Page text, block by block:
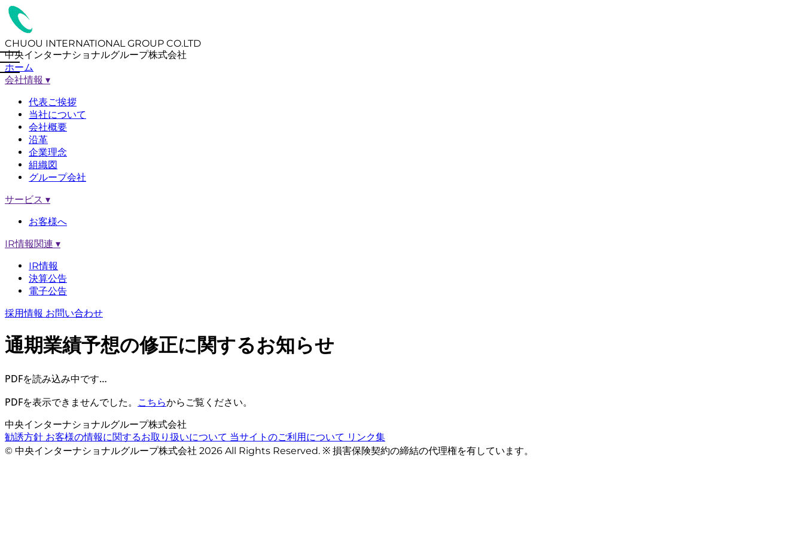
CHUOU INTERNATIONAL GROUP CO.LTD
中央インターナショナルグループ株式会社
ホーム
会社情報 ▾
代表ご挨拶
当社について
会社概要
沿革
企業理念
組織図
グループ会社
サービス ▾
お客様へ
IR情報関連 ▾
IR情報
決算公告
電子公告
採用情報 お問い合わせ
通期業績予想の修正に関するお知らせ
PDFを読み込み中です…
PDFを表示できませんでした。 こちらからご覧ください。
中央インターナショナルグループ株式会社
勧誘方針 お客様の情報に関するお取り扱いについて 当サイトのご利用について リンク集
© 中央インターナショナルグループ株式会社 2026 All Rights Reserved. ※ 損害保険契約の締結の代理権を有しています。